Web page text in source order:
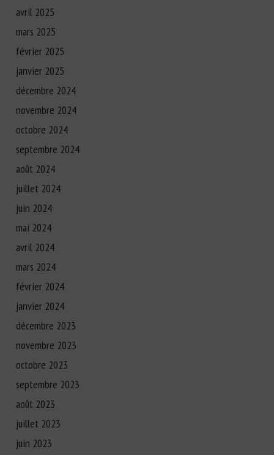
avril 2025
mars 2025
février 2025
janvier 2025
décembre 2024
novembre 2024
octobre 2024
septembre 2024
août 2024
juillet 2024
juin 2024
mai 2024
avril 2024
mars 2024
février 2024
janvier 2024
décembre 2023
novembre 2023
octobre 2023
septembre 2023
août 2023
juillet 2023
juin 2023